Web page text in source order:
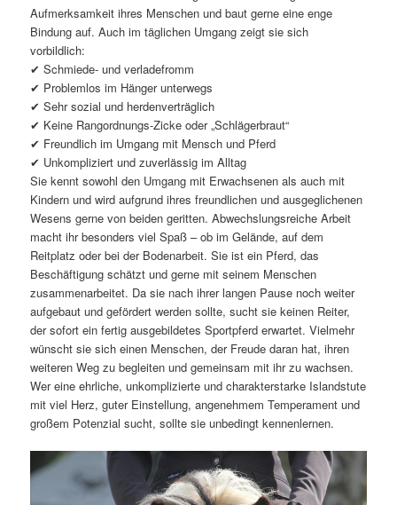
Aufmerksamkeit ihres Menschen und baut gerne eine enge
Bindung auf. Auch im täglichen Umgang zeigt sie sich
vorbildlich:
✔ Schmiede- und verladefromm
✔ Problemlos im Hänger unterwegs
✔ Sehr sozial und herdenverträglich
✔ Keine Rangordnungs-Zicke oder „Schlägerbraut“
✔ Freundlich im Umgang mit Mensch und Pferd
✔ Unkompliziert und zuverlässig im Alltag
Sie kennt sowohl den Umgang mit Erwachsenen als auch mit
Kindern und wird aufgrund ihres freundlichen und ausgeglichenen
Wesens gerne von beiden geritten. Abwechslungsreiche Arbeit
macht ihr besonders viel Spaß – ob im Gelände, auf dem
Reitplatz oder bei der Bodenarbeit. Sie ist ein Pferd, das
Beschäftigung schätzt und gerne mit seinem Menschen
zusammenarbeitet. Da sie nach ihrer langen Pause noch weiter
aufgebaut und gefördert werden sollte, sucht sie keinen Reiter,
der sofort ein fertig ausgebildetes Sportpferd erwartet. Vielmehr
wünscht sie sich einen Menschen, der Freude daran hat, ihren
weiteren Weg zu begleiten und gemeinsam mit ihr zu wachsen.
Wer eine ehrliche, unkomplizierte und charakterstarke Islandstute
mit viel Herz, guter Einstellung, angenehmem Temperament und
großem Potenzial sucht, sollte sie unbedingt kennenlernen.